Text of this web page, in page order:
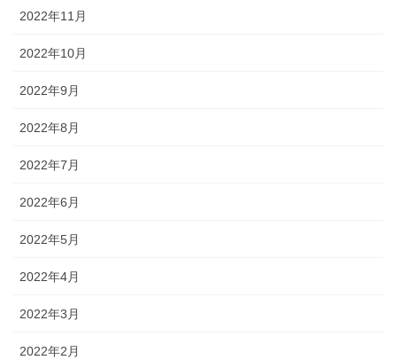
2022年11月
2022年10月
2022年9月
2022年8月
2022年7月
2022年6月
2022年5月
2022年4月
2022年3月
2022年2月